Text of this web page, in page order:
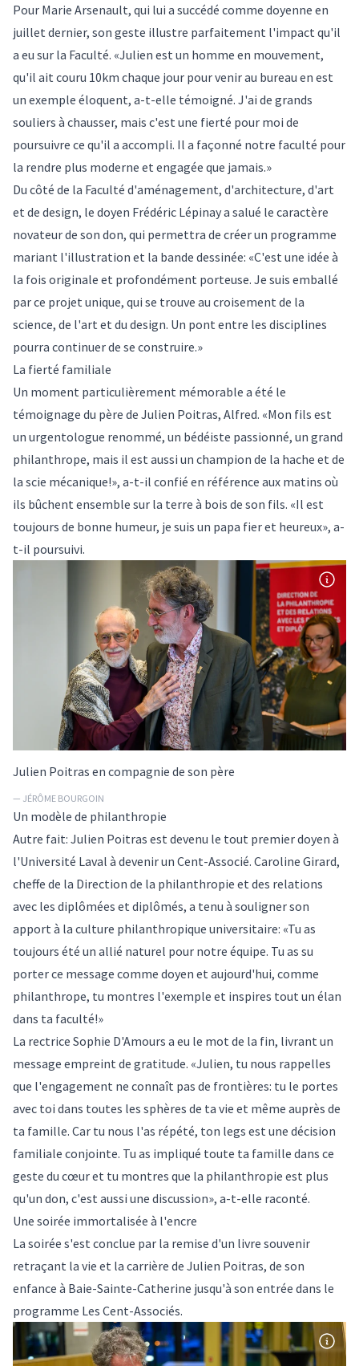
Pour Marie Arsenault, qui lui a succédé comme doyenne en
juillet dernier, son geste illustre parfaitement l'impact qu'il
a eu sur la Faculté. «Julien est un homme en mouvement,
qu'il ait couru 10km chaque jour pour venir au bureau en est
un exemple éloquent, a-t-elle témoigné. J'ai de grands
souliers à chausser, mais c'est une fierté pour moi de
poursuivre ce qu'il a accompli. Il a façonné notre faculté pour
la rendre plus moderne et engagée que jamais.»
Du côté de la Faculté d'aménagement, d'architecture, d'art
et de design, le doyen Frédéric Lépinay a salué le caractère
novateur de son don, qui permettra de créer un programme
mariant l'illustration et la bande dessinée: «C'est une idée à
la fois originale et profondément porteuse. Je suis emballé
par ce projet unique, qui se trouve au croisement de la
science, de l'art et du design. Un pont entre les disciplines
pourra continuer de se construire.»
La fierté familiale
Un moment particulièrement mémorable a été le
témoignage du père de Julien Poitras, Alfred. «Mon fils est
un urgentologue renommé, un bédéiste passionné, un grand
philanthrope, mais il est aussi un champion de la hache et de
la scie mécanique!», a-t-il confié en référence aux matins où
ils bûchent ensemble sur la terre à bois de son fils. «Il est
toujours de bonne humeur, je suis un papa fier et heureux», a-
t-il poursuivi.
Julien Poitras en compagnie de son père
— JÉRÔME BOURGOIN
Un modèle de philanthropie
Autre fait: Julien Poitras est devenu le tout premier doyen à
l'Université Laval à devenir un Cent-Associé. Caroline Girard,
cheffe de la Direction de la philanthropie et des relations
avec les diplômées et diplômés, a tenu à souligner son
apport à la culture philanthropique universitaire: «Tu as
toujours été un allié naturel pour notre équipe. Tu as su
porter ce message comme doyen et aujourd'hui, comme
philanthrope, tu montres l'exemple et inspires tout un élan
dans ta faculté!»
La rectrice Sophie D'Amours a eu le mot de la fin, livrant un
message empreint de gratitude. «Julien, tu nous rappelles
que l'engagement ne connaît pas de frontières: tu le portes
avec toi dans toutes les sphères de ta vie et même auprès de
ta famille. Car tu nous l'as répété, ton legs est une décision
familiale conjointe. Tu as impliqué toute ta famille dans ce
geste du cœur et tu montres que la philanthropie est plus
qu'un don, c'est aussi une discussion», a-t-elle raconté.
Une soirée immortalisée à l'encre
La soirée s'est conclue par la remise d'un livre souvenir
retraçant la vie et la carrière de Julien Poitras, de son
enfance à Baie-Sainte-Catherine jusqu'à son entrée dans le
programme Les Cent-Associés.